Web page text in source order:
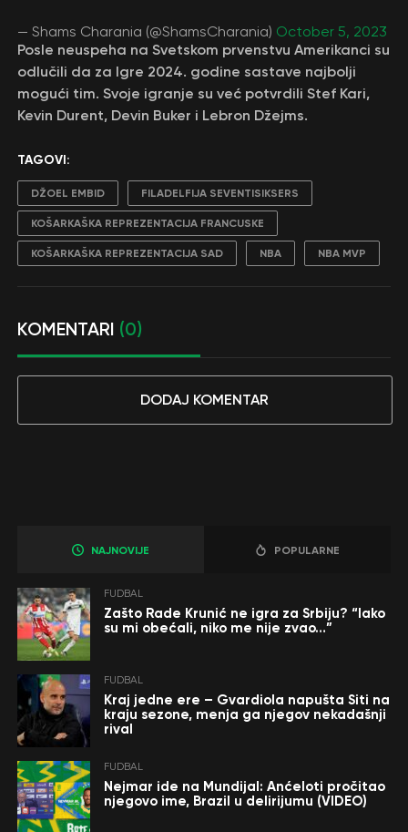
— Shams Charania (@ShamsCharania) October 5, 2023
Posle neuspeha na Svetskom prvenstvu Amerikanci su
odlučili da za Igre 2024. godine sastave najbolji
mogući tim. Svoje igranje su već potvrdili Stef Kari,
Kevin Durent, Devin Buker i Lebron Džejms.
TAGOVI:
DŽOEL EMBID FILADELFIJA SEVENTISIKSERS
KOŠARKAŠKA REPREZENTACIJA FRANCUSKE
KOŠARKAŠKA REPREZENTACIJA SAD NBA NBA MVP
KOMENTARI (0)
DODAJ KOMENTAR
NAJNOVIJE POPULARNE
FUDBAL
Zašto Rade Krunić ne igra za Srbiju? “Iako
su mi obećali, niko me nije zvao…”
FUDBAL
Kraj jedne ere – Gvardiola napušta Siti na
kraju sezone, menja ga njegov nekadašnji
rival
FUDBAL
Nejmar ide na Mundijal: Anćeloti pročitao
njegovo ime, Brazil u delirijumu (VIDEO)